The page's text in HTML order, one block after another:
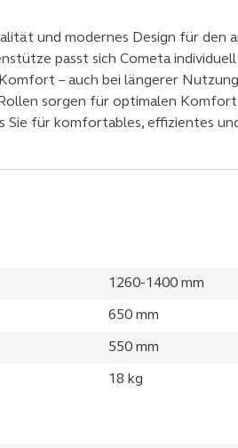
und modernes Design für den
passt sich Cometa
– auch bei längerer
sorgen für optimalen
für komfortables, effizientes
1260-1400 mm
650 mm
550 mm
18 kg